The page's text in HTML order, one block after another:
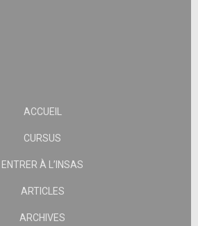
ACCUEIL
CURSUS
ENTRER À L’INSAS
ARTICLES
ARCHIVES